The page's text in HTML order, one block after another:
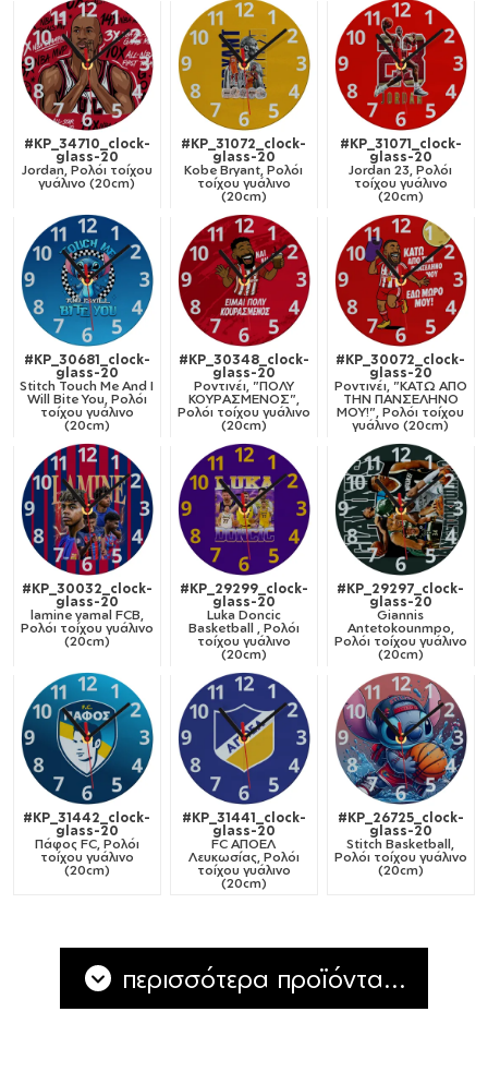
#KP_34710_clock-
glass-20
Jordan, Ρολόι τοίχου
γυάλινο (20cm)
#KP_31072_clock-
glass-20
Kobe Bryant, Ρολόι
τοίχου γυάλινο
(20cm)
#KP_31071_clock-
glass-20
Jordan 23, Ρολόι
τοίχου γυάλινο
(20cm)
#KP_30681_clock-
glass-20
Stitch Touch Me And I
Will Bite You, Ρολόι
τοίχου γυάλινο
(20cm)
#KP_30348_clock-
glass-20
Ροντινέι, "ΠΟΛΥ
ΚΟΥΡΑΣΜΕΝΟΣ",
Ρολόι τοίχου γυάλινο
(20cm)
#KP_30072_clock-
glass-20
Ροντινέι, "ΚΑΤΩ ΑΠΟ
ΤΗΝ ΠΑΝΣΕΛΗΝΟ
ΜΟΥ!", Ρολόι τοίχου
γυάλινο (20cm)
#KP_30032_clock-
glass-20
lamine yamal FCB,
Ρολόι τοίχου γυάλινο
(20cm)
#KP_29299_clock-
glass-20
Luka Doncic
Basketball , Ρολόι
τοίχου γυάλινο
(20cm)
#KP_29297_clock-
glass-20
Giannis
Antetokounmpo,
Ρολόι τοίχου γυάλινο
(20cm)
#KP_31442_clock-
glass-20
Πάφος FC, Ρολόι
τοίχου γυάλινο
(20cm)
#KP_31441_clock-
glass-20
FC ΑΠΟΕΛ
Λευκωσίας, Ρολόι
τοίχου γυάλινο
(20cm)
#KP_26725_clock-
glass-20
Stitch Basketball,
Ρολόι τοίχου γυάλινο
(20cm)
περισσότερα προϊόντα...